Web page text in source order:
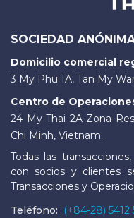
SOCIEDAD
Domicilio comercial
3 My Phu 1A, Tan My
Centro de
24 My Thai 2A Zona
Chi Minh, Vietnam.
Todas las
con socios y clientes
Transacciones y
Teléfono:
(+84-28) 5412